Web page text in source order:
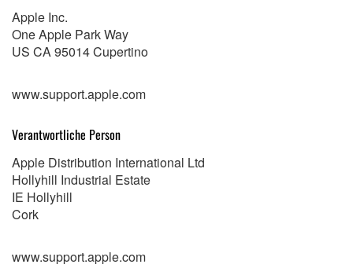
Apple Inc.
One Apple Park Way
US CA 95014 Cupertino
www.support.apple.com
Verantwortliche Person
Apple Distribution International Ltd
Hollyhill Industrial Estate
IE Hollyhill
Cork
www.support.apple.com